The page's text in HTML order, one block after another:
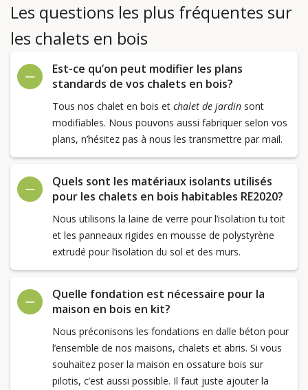
Les questions les plus fréquentes sur
les chalets en bois
Est-ce qu’on peut modifier les plans
standards de vos chalets en bois?
Tous nos chalet en bois et chalet de jardinsont
modifiables. Nous pouvons aussi fabriquer selon vos
plans, n’hésitez pas à nous les transmettre par mail.
Quels sont les matériaux isolants utilisés
pour les chalets en bois habitables RE2020?
Nous utilisons la laine de verre pour l’isolation tu toit
et les panneaux rigides en mousse de polystyrène
extrudé pour l’isolation du sol et des murs.
Quelle fondation est nécessaire pour la
maison en bois en kit?
Nous préconisons les fondations en dalle béton pour
l’ensemble de nos maisons, chalets et abris. Si vous
souhaitez poser la maison en ossature bois sur
pilotis, c’est aussi possible. Il faut juste ajouter la